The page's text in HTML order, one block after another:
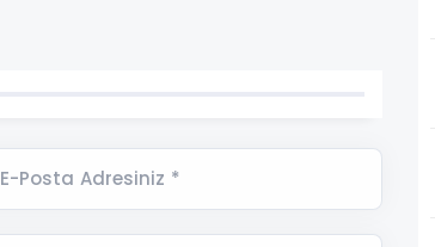
E-Posta Adresiniz *